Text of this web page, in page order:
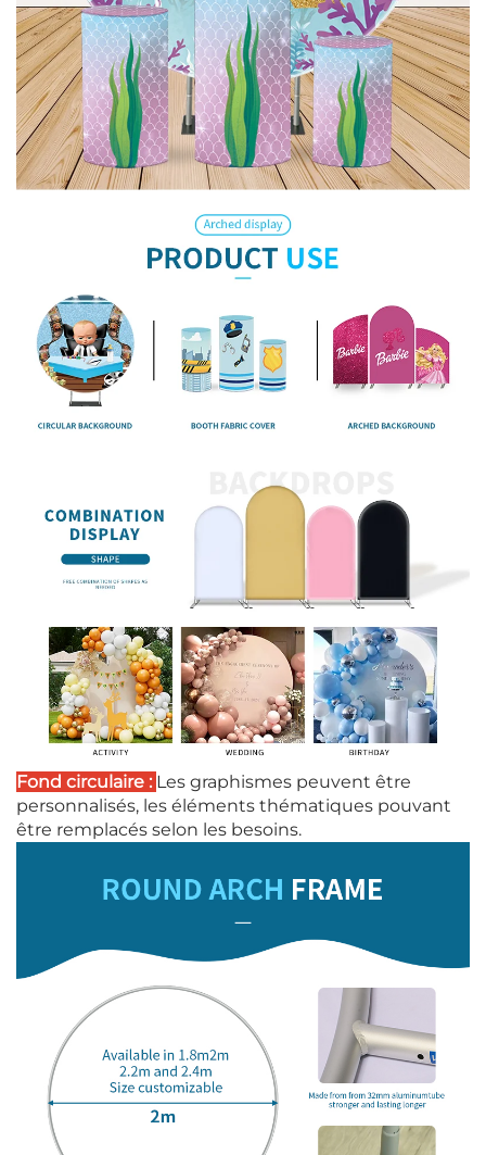
Fond circulaire : Les graphismes peuvent être
personnalisés, les éléments thématiques pouvant
être remplacés selon les besoins.